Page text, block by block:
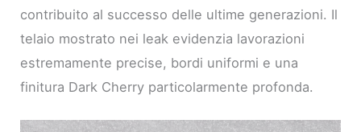
contribuito al successo delle ultime generazioni. Il
telaio mostrato nei leak evidenzia lavorazioni
estremamente precise, bordi uniformi e una
finitura Dark Cherry particolarmente profonda.